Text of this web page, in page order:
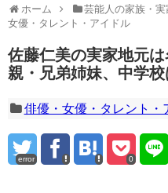
ホーム 芸能人の家族・
女優・タレント・アイドル
佐藤仁美の実家地元
親・兄弟姉妹、中学
俳優・女優・タレント・
error 0